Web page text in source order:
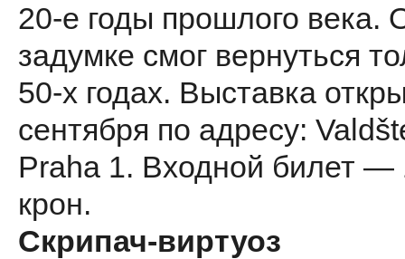
20-е годы прошлого века.
задумке смог вернуться
50-х годах. Выставка
сентября по адресу:
Praha 1. Входной билет —
крон.
Скрипач-виртуоз